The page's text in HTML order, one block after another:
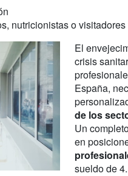
nutricionistas o
El
crisis
España,
de los
Un
en
sueldo de